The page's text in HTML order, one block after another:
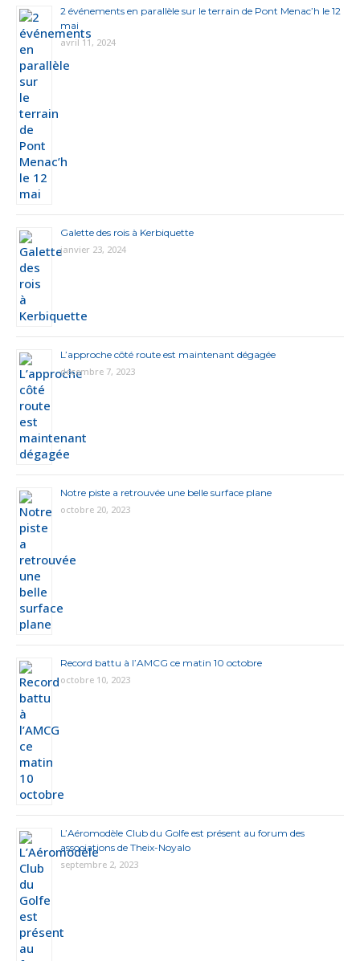
2 événements en parallèle sur le terrain de Pont Menac’h le 12
mai
avril 11, 2024
Galette des rois à Kerbiquette
janvier 23, 2024
L’approche côté route est maintenant dégagée
décembre 7, 2023
Notre piste a retrouvée une belle surface plane
octobre 20, 2023
Record battu à l’AMCG ce matin 10 octobre
octobre 10, 2023
L’Aéromodèle Club du Golfe est présent au forum des
associations de Theix-Noyalo
septembre 2, 2023